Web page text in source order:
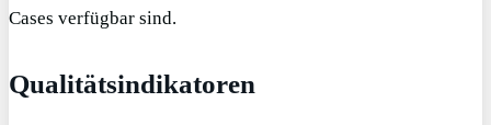
Cases verfügbar sind.
Qualitätsindikatoren